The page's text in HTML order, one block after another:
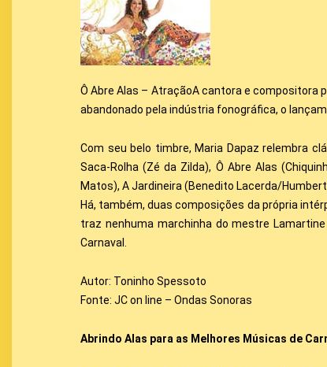
Ô Abre Alas – AtraçãoA cantora e compositora
abandonado pela indústria fonográfica, o
Com seu belo timbre, Maria Dapaz relembra
Saca-Rolha (Zé da Zilda), Ô Abre Alas
Matos), A Jardineira (Benedito Lacerda/
Há, também, duas composições da própria
traz nenhuma marchinha do mestre
Carnaval.
Autor: Toninho Spessoto
Fonte: JC on line – Ondas Sonoras
Abrindo Alas para as Melhores Músicas de